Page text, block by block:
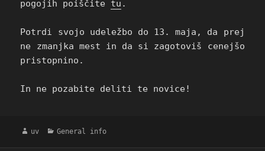
pogojih poiščite tu .
Potrdi svojo udeležbo do 13. maja, da prej
ne zmanjka mest in da si zagotoviš cenejšo
pristopnino.
In ne pozabite deliti te novice!
Avtor
uv Kategorije
General info